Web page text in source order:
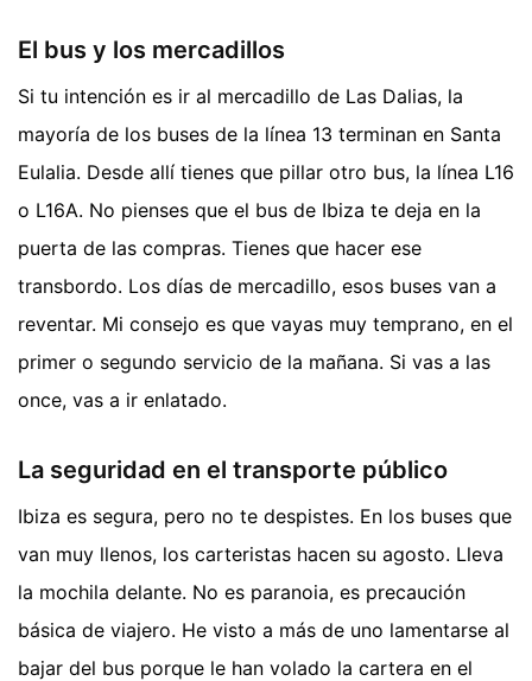
El bus y los mercadillos
Si tu intención es ir al mercadillo de Las Dalias, la
mayoría de los buses de la línea 13 terminan en Santa
Eulalia. Desde allí tienes que pillar otro bus, la línea L16
o L16A. No pienses que el bus de Ibiza te deja en la
puerta de las compras. Tienes que hacer ese
transbordo. Los días de mercadillo, esos buses van a
reventar. Mi consejo es que vayas muy temprano, en el
primer o segundo servicio de la mañana. Si vas a las
once, vas a ir enlatado.
La seguridad en el transporte público
Ibiza es segura, pero no te despistes. En los buses que
van muy llenos, los carteristas hacen su agosto. Lleva
la mochila delante. No es paranoia, es precaución
básica de viajero. He visto a más de uno lamentarse al
bajar del bus porque le han volado la cartera en el